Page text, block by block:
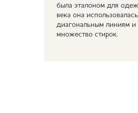
была эталоном для
века она
диагональным линиям и
множество стирок.